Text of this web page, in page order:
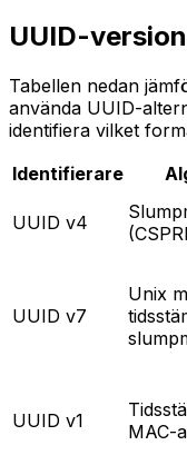
UUID-
Tabellen nedan
använda UUID-
identifiera vilket
Identifierare
UUID v4
UUID v7
Unix
UUID v1
MAC-